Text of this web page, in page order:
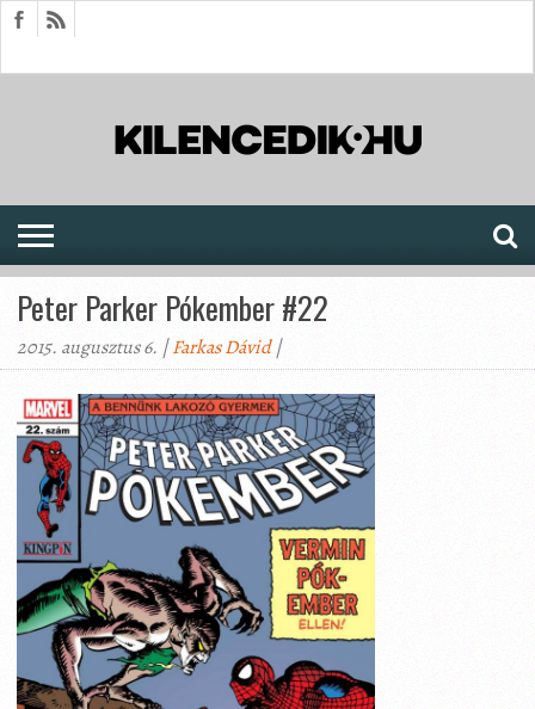
Peter Parker Pókember #22
2015. augusztus 6. |Farkas Dávid|